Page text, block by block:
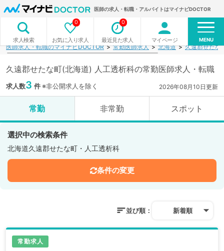
医師の求人・転職・アルバイトはマイナビDOCTOR
求人検索 お気に入り求人
0
最近見た求人
0
マイページ MENU
医師求人・転職のマイナビDOCTOR 常勤医師求人 北海道 久遠郡せたな
久遠郡せたな町(北海道) 人工透析科の常勤医師求人・転職
求人数3 件※非公開求人を除く 2026年08月10日更新
常勤 非常勤 スポット
選択中の検索条件
北海道久遠郡せたな町・人工透析科
条件の変更
並び順： 新着順
常勤求人